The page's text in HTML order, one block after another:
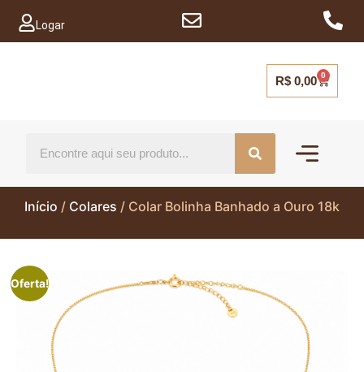
Logar
R$0,00 0
Início / Colares / Colar Bolinha Banhado a Ouro 18k
Oferta!